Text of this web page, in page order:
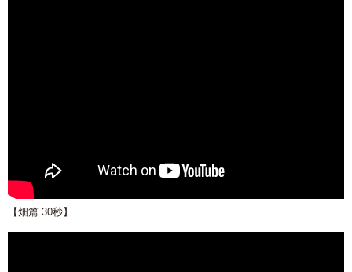
【畑篇 30秒】